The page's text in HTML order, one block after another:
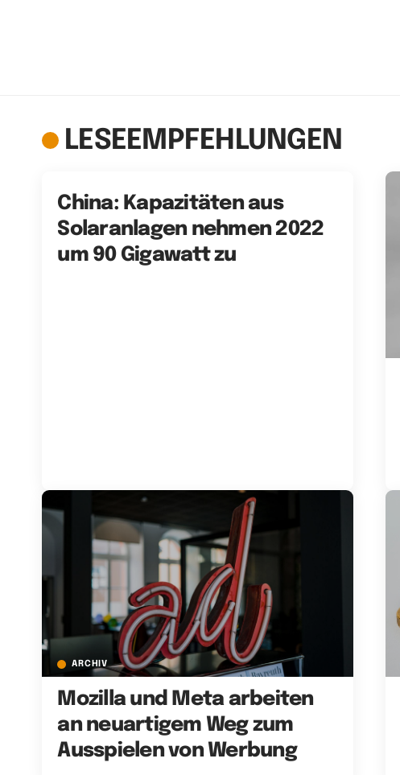
LESEEMPFEHLUNGEN
China: Kapazitäten aus
Solaranlagen nehmen 2022
um 90 Gigawatt zu
ARCHIV
Mozilla und Meta arbeiten
an neuartigem Weg zum
Ausspielen von Werbung